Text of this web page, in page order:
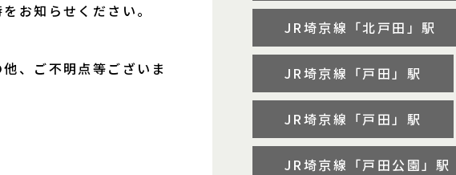
お知らせください。
、ご不明点等ございま
JR埼京線「北戸田」駅
JR埼京線「戸田」駅
JR埼京線「戸田」駅
JR埼京線「戸田公園」駅